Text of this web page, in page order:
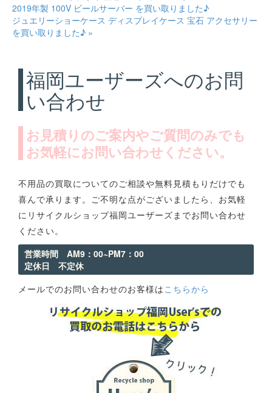
2019年製 100V ビールサーバー を買い取りました♪
ジュエリーショーケース ディスプレイケース 宝石 アクセサリー
を買い取りました♪ »
福岡ユーザーズへのお問
い合わせ
お見積りのご案内やご質問のみでも
お気軽にお問い合わせください。
不用品の買取についてのご相談や無料見積もりだけでも
喜んで承ります。ご不明な点がございましたら、お気軽
にリサイクルショップ福岡ユーザーズまでお問い合わせ
ください。
営業時間 AM9：00~PM7：00
定休日 不定休
メールでのお問い合わせのお客様は こちらから